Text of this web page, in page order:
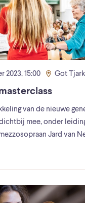
2023, 15:00 Got Tjark
van de nieuwe
mee, onder
Jard van